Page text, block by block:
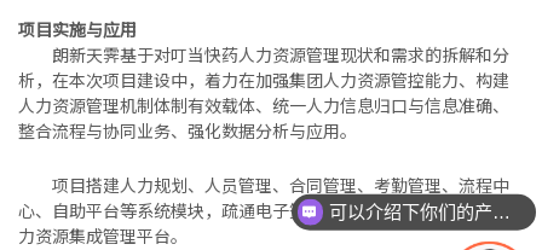
项目实施与应用
朗新天霁基于对叮当快药人力资源管理现状和需求的拆解和分
析，在本次项目建设中，着力在加强集团人力资源管控能力、构建
人力资源管理机制体制有效载体、统一人力信息归口与信息准确、
整合流程与协同业务、强化数据分析与应用。
项目搭建人力规划、人员管理、合同管理、考勤管理、流程中
心、自助平台等系统模块，疏通电子签接口，打造智能的一体化人
力资源集成管理平台。
可以介绍下你们的产品么